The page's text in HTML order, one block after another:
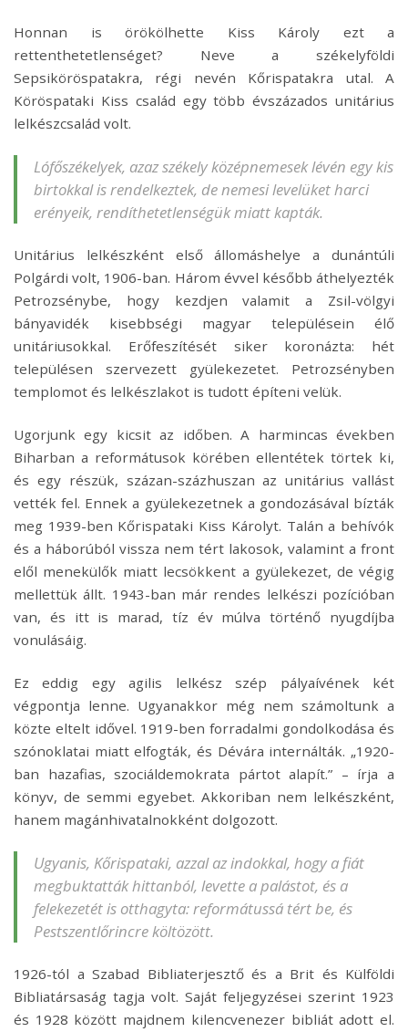
Honnan is örökölhette Kiss Károly ezt a
rettenthetetlenséget? Neve a székelyföldi
Sepsiköröspatakra, régi nevén Kőrispatakra utal. A
Köröspataki Kiss család egy több évszázados unitárius
lelkészcsalád volt.
Lófőszékelyek, azaz székely középnemesek lévén egy kis
birtokkal is rendelkeztek, de nemesi levelüket harci
erényeik, rendíthetetlenségük miatt kapták.
Unitárius lelkészként első állomáshelye a dunántúli
Polgárdi volt, 1906-ban. Három évvel később áthelyezték
Petrozsénybe, hogy kezdjen valamit a Zsil-völgyi
bányavidék kisebbségi magyar településein élő
unitáriusokkal. Erőfeszítését siker koronázta: hét
településen szervezett gyülekezetet. Petrozsényben
templomot és lelkészlakot is tudott építeni velük.
Ugorjunk egy kicsit az időben. A harmincas években
Biharban a reformátusok körében ellentétek törtek ki,
és egy részük, százan-százhuszan az unitárius vallást
vették fel. Ennek a gyülekezetnek a gondozásával bízták
meg 1939-ben Kőrispataki Kiss Károlyt. Talán a behívók
és a háborúból vissza nem tért lakosok, valamint a front
elől menekülők miatt lecsökkent a gyülekezet, de végig
mellettük állt. 1943-ban már rendes lelkészi pozícióban
van, és itt is marad, tíz év múlva történő nyugdíjba
vonulásáig.
Ez eddig egy agilis lelkész szép pályaívének két
végpontja lenne. Ugyanakkor még nem számoltunk a
közte eltelt idővel. 1919-ben forradalmi gondolkodása és
szónoklatai miatt elfogták, és Dévára internálták. „1920-
ban hazafias, szociáldemokrata pártot alapít.” – írja a
könyv, de semmi egyebet. Akkoriban nem lelkészként,
hanem magánhivatalnokként dolgozott.
Ugyanis, Kőrispataki, azzal az indokkal, hogy a fiát
megbuktatták hittanból, levette a palástot, és a
felekezetét is otthagyta: reformátussá tért be, és
Pestszentlőrincre költözött.
1926-tól a Szabad Bibliaterjesztő és a Brit és Külföldi
Bibliatársaság tagja volt. Saját feljegyzései szerint 1923
és 1928 között majdnem kilencvenezer bibliát adott el.